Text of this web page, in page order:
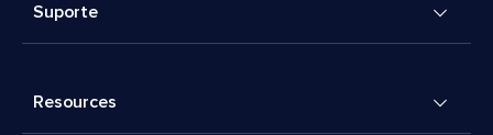
Suporte
Resources